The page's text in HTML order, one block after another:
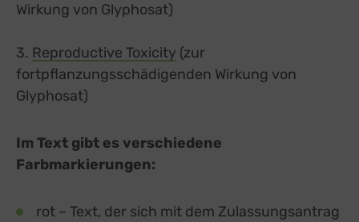
Wirkung von Glyphosat)
3. Reproductive Toxicity (zur
fortpflanzungsschädigenden Wirkung von
Glyphosat)
Im Text gibt es verschiedene
Farbmarkierungen:
rot – Text, der sich mit dem Zulassungsantrag